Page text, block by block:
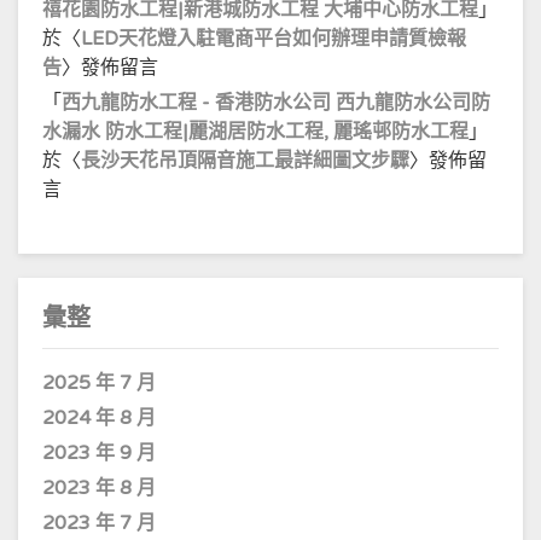
禧花園防水工程|新港城防水工程 大埔中心防水工程 」
於〈LED天花燈入駐電商平台如何辦理申請質檢報
告〉發佈留言
「 西九龍防水工程 - 香港防水公司 西九龍防水公司防
水漏水 防水工程|麗湖居防水工程, 麗瑤邨防水工程 」
於〈長沙天花吊頂隔音施工最詳細圖文步驟〉發佈留
言
彙整
2025 年 7 月
2024 年 8 月
2023 年 9 月
2023 年 8 月
2023 年 7 月